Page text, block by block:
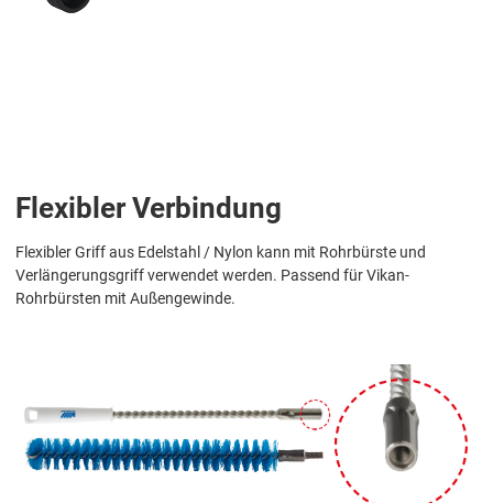
Flexibler Verbindung
Flexibler Griff aus Edelstahl / Nylon kann mit Rohrbürste und
Verlängerungsgriff verwendet werden. Passend für Vikan-
Rohrbürsten mit Außengewinde.